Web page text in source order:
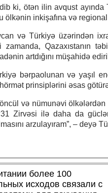
ki, ötən ilin avqust
ölkənin inkişafına və
və Türkiyə üzərindən
Qazaxıstanın
artdığını müşahidə
bərpaolunan və yaşıl
prinsiplərini əsas
və nümunəvi
Zirvəsi ilə daha da
arzulayıram”, – deyə